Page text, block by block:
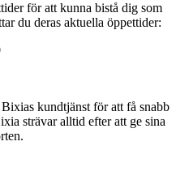
för att kunna bistå dig som
du deras aktuella öppettider:
kundtjänst för att få snabb
strävar alltid efter att ge sina